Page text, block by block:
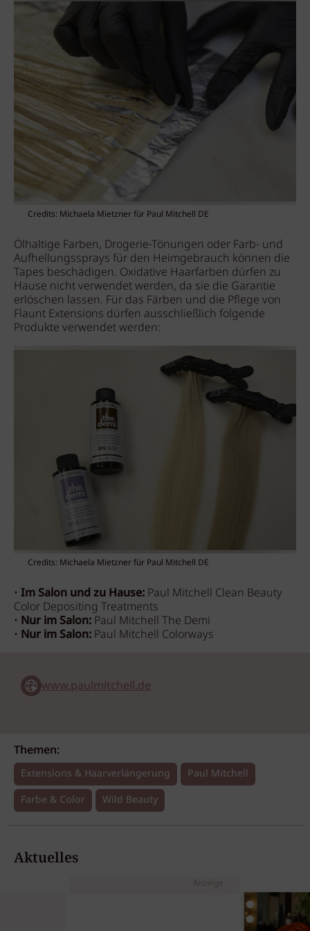
Credits: Michaela Mietzner für Paul Mitchell DE
Ölhaltige Farben, Drogerie-Tönungen oder Farb- und
Aufhellungssprays für den Heimgebrauch können die
Tapes beschädigen. Oxidative Haarfarben dürfen zu
Hause nicht verwendet werden, da sie die Garantie
erlöschen lassen. Für das Färben und die Pflege von
Flaunt Extensions dürfen ausschließlich folgende
Produkte verwendet werden:
Credits: Michaela Mietzner für Paul Mitchell DE
• Im Salon und zu Hause: Paul Mitchell Clean Beauty
Color Depositing Treatments
• Nur im Salon: Paul Mitchell The Demi
• Nur im Salon: Paul Mitchell Colorways
www.paulmitchell.de
Themen:
Extensions & Haarverlängerung
Paul Mitchell
Farbe & Color
Wild Beauty
Aktuelles
Anzeige